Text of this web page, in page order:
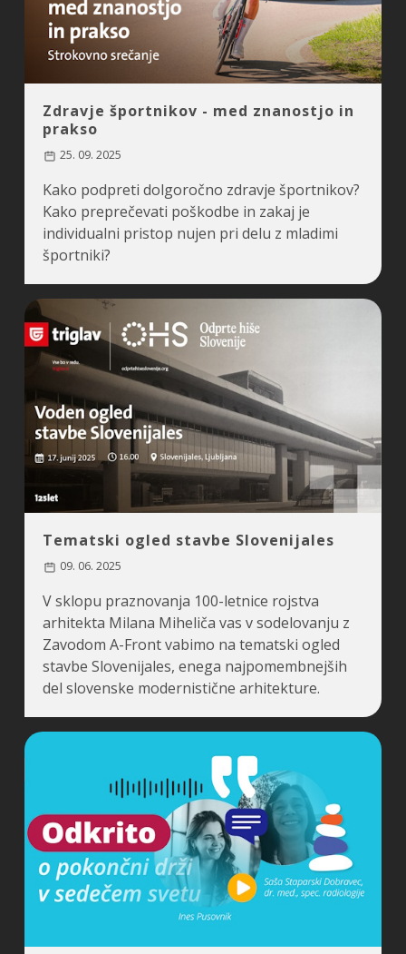
Zdravje športnikov - med znanostjo in
prakso
25. 09. 2025
Kako podpreti dolgoročno zdravje športnikov?
Kako preprečevati poškodbe in zakaj je
individualni pristop nujen pri delu z mladimi
športniki?
Tematski ogled stavbe Slovenijales
09. 06. 2025
V sklopu praznovanja 100-letnice rojstva
arhitekta Milana Miheliča vas v sodelovanju z
Zavodom A-Front vabimo na tematski ogled
stavbe Slovenijales, enega najpomembnejših
del slovenske modernistične arhitekture.